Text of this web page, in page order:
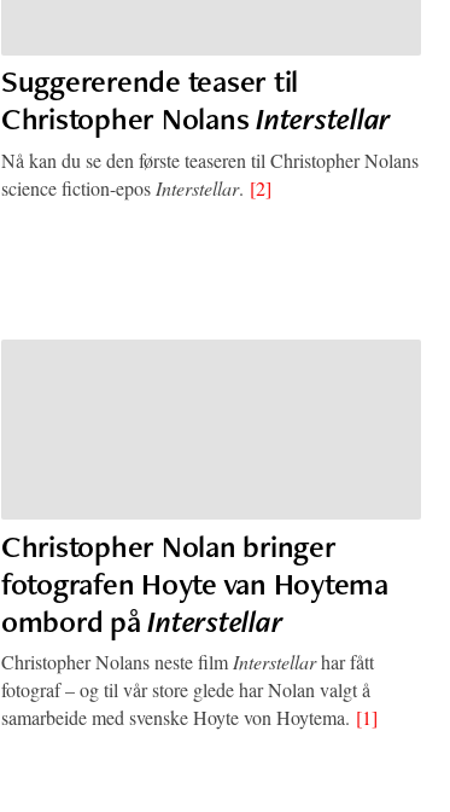
Suggererende teaser til
Christopher NolansInterstellar
Nå kan du se den første teaseren til Christopher Nolans
science fiction-epos Interstellar. [2]
Christopher Nolan bringer
fotografen Hoyte van Hoytema
ombord påInterstellar
Christopher Nolans neste film Interstellarhar fått
fotograf – og til vår store glede har Nolan valgt å
samarbeide med svenske Hoyte von Hoytema. [1]